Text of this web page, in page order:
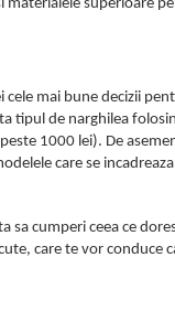
superioare
mai bune decizii
tipul de narghilea
1000 lei). De
care se
sa cumperi ceea ce
care te vor conduce